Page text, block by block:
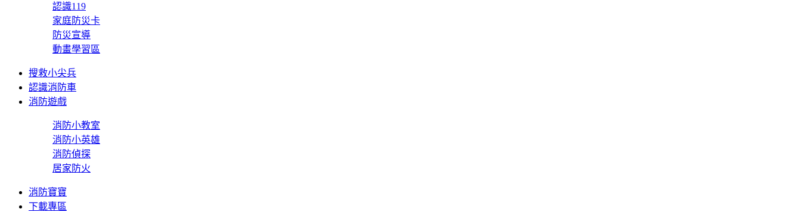
認識119
家庭防災卡
防災宣導
動畫學習區
搜救小尖兵
認識消防車
消防遊戲
消防小教室
消防小英雄
消防偵探
居家防火
消防寶寶
下載專區